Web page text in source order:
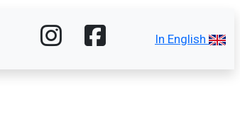
In English